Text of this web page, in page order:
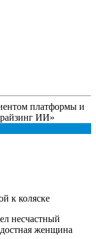
платформы и
ИИ»
к коляске
несчастный
женщина